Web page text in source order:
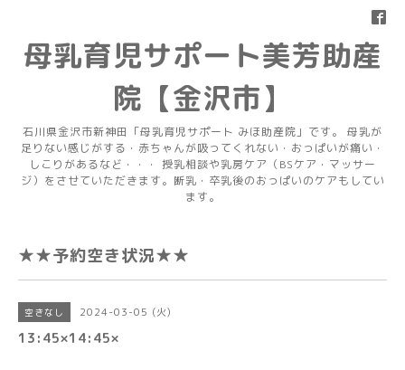
母乳育児サポート美芳助産
院【金沢市】
石川県金沢市新神田「母乳育児サポート みほ助産院」です。 母乳が
足りない感じがする・赤ちゃんが吸ってくれない・おっぱいが痛い・
しこりがあるなど・・・ 授乳相談や乳房ケア（BSケア・マッサー
ジ）をさせていただきます。断乳・卒乳後のおっぱいのケアもしてい
ます。
★★予約空き状況★★
空きなし 2024-03-05 (火)
13:45×14:45×